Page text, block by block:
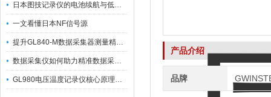
日本图技记录仪的电池续航与低功耗模式适用场景分析
一文看懂日本NF信号源
提升GL840-M数据采集器测量精度的操作秘籍
数据采集仪如何助力精准数据采集与分析？​
GL980电压温度记录仪核心原理及行业应用
产品介绍
品牌